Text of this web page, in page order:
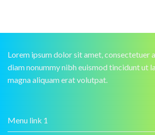
Lorem ipsum dolor sit amet, consectetuer
diam nonummy nibh euismod tincidunt ut
magna aliquam erat volutpat.
Menu link 1